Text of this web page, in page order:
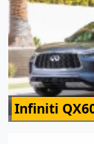
Infiniti